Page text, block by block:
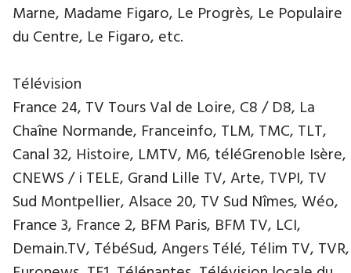
Marne, Madame Figaro, Le Progrès, Le Populaire
du Centre, Le Figaro, etc.
Télévision
France 24, TV Tours Val de Loire, C8 / D8, La
Chaîne Normande, Franceinfo, TLM, TMC, TLT,
Canal 32, Histoire, LMTV, M6, téléGrenoble Isère,
CNEWS / i TELE, Grand Lille TV, Arte, TVPI, TV
Sud Montpellier, Alsace 20, TV Sud Nîmes, Wéo,
France 3, France 2, BFM Paris, BFM TV, LCI,
Demain.TV, TébéSud, Angers Télé, Télim TV, TVR,